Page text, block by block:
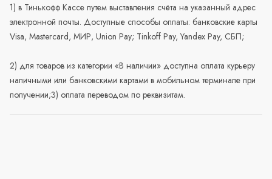
1) в Тинькофф Кассе путем выставления счёта на указанный адрес
электронной почты. Доступные способы оплаты: банковские карты
Visa, Mastercard, МИР, Union Pay; Tinkoff Pay, Yandex Pay, СБП;
2) для товаров из категории «В наличии» доступна оплата курьеру
наличными или банковскими картами в мобильном терминале при
получении;3) оплата переводом по реквизитам.